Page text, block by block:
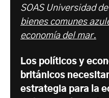
SOAS Universidad
bienes comunes
economía del mar.
Los políticos y
británicos
estrategia para la